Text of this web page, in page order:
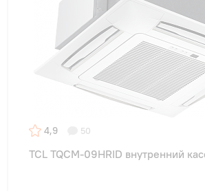
4,9 50
TCL TQCM-09HRID внутренний